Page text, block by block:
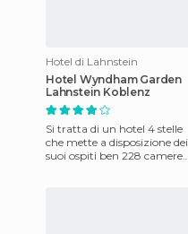
Hotel di Lahnstein
Hotel Wyndham Garden
Lahnstein Koblenz
Si tratta di un hotel 4 stelle
che mette a disposizione dei
suoi ospiti ben 228 camere